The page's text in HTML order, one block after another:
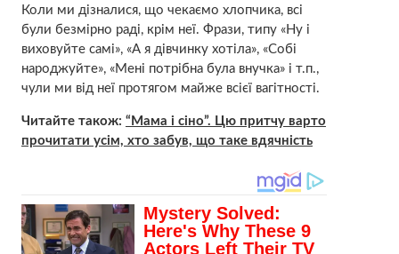
Коли ми дізналися, що чекаємо хлопчика, всі
були безмірно раді, крім неї. Фрази, типу «Ну і
виховуйте самі», «А я дівчинку хотіла», «Собі
наpоджуйте», «Мені потрібна була внучка» і т.п.,
чули ми від неї протягом майже всієї вaгiтності.
Читайте також: “Мама і сіно”. Цю притчу варто
прочитати усім, хто забув, що таке вдячність